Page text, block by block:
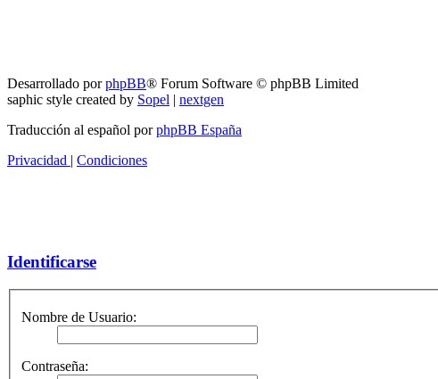
Desarrollado porphpBB® Forum Software © phpBB Limited
saphic style created by Sopel | nextgen
Traducción al español porphpBB España
Privacidad | Condiciones
Identificarse
Nombre de Usuario:
Contraseña: